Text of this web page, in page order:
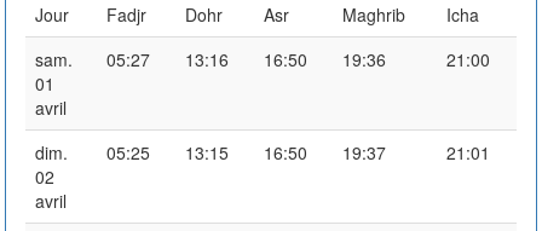
Jour Fadjr Dohr Asr Maghrib
Icha
sam.
01
avril
05:27 13:16 16:50 19:36 21:00
dim.
02
avril
05:25 13:15 16:50 19:37 21:01